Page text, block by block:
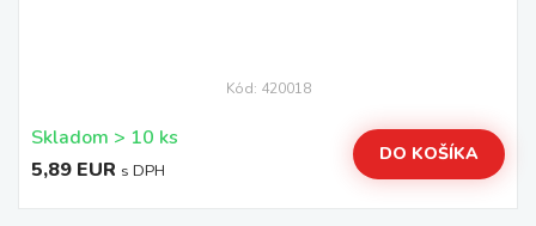
Kód: 420018
Skladom > 10 ks
5,89 EUR s DPH
DO KOŠÍKA